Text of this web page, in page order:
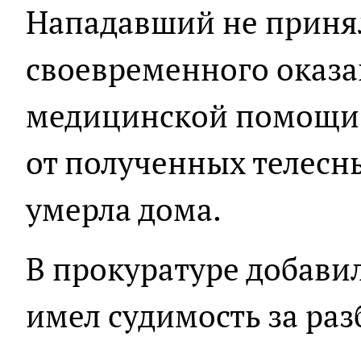
Нападавший не
своевременного
медицинской
от полученных
умерла дома.
В прокуратуре
имел судимость за